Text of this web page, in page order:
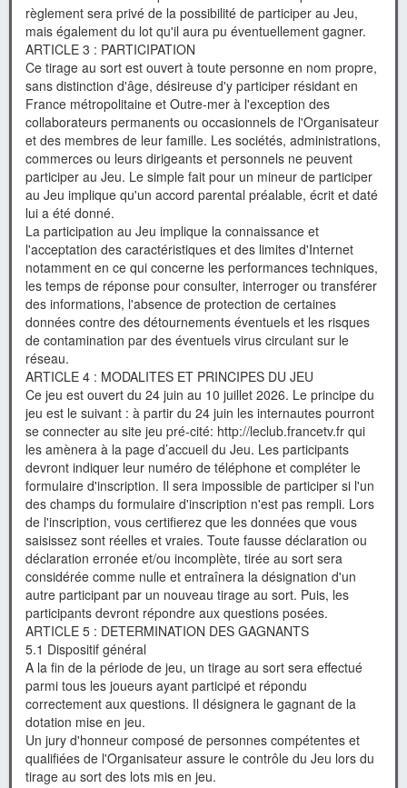
règlement sera privé de la possibilité de participer au Jeu,
mais également du lot qu'il aura pu éventuellement gagner.
ARTICLE 3 : PARTICIPATION
Ce tirage au sort est ouvert à toute personne en nom propre,
sans distinction d'âge, désireuse d'y participer résidant en
France métropolitaine et Outre-mer à l'exception des
collaborateurs permanents ou occasionnels de l'Organisateur
et des membres de leur famille. Les sociétés, administrations,
commerces ou leurs dirigeants et personnels ne peuvent
participer au Jeu. Le simple fait pour un mineur de participer
au Jeu implique qu'un accord parental préalable, écrit et daté
lui a été donné.
La participation au Jeu implique la connaissance et
l'acceptation des caractéristiques et des limites d'Internet
notamment en ce qui concerne les performances techniques,
les temps de réponse pour consulter, interroger ou transférer
des informations, l'absence de protection de certaines
données contre des détournements éventuels et les risques
de contamination par des éventuels virus circulant sur le
réseau.
ARTICLE 4 : MODALITES ET PRINCIPES DU JEU
Ce jeu est ouvert du 24 juin au 10 juillet 2026. Le principe du
jeu est le suivant : à partir du 24 juin les internautes pourront
se connecter au site jeu pré-cité: http://leclub.francetv.fr qui
les amènera à la page d’accueil du Jeu. Les participants
devront indiquer leur numéro de téléphone et compléter le
formulaire d'inscription. Il sera impossible de participer si l'un
des champs du formulaire d'inscription n'est pas rempli. Lors
de l'inscription, vous certifierez que les données que vous
saisissez sont réelles et vraies. Toute fausse déclaration ou
déclaration erronée et/ou incomplète, tirée au sort sera
considérée comme nulle et entraînera la désignation d'un
autre participant par un nouveau tirage au sort. Puis, les
participants devront répondre aux questions posées.
ARTICLE 5 : DETERMINATION DES GAGNANTS
5.1 Dispositif général
A la fin de la période de jeu, un tirage au sort sera effectué
parmi tous les joueurs ayant participé et répondu
correctement aux questions. Il désignera le gagnant de la
dotation mise en jeu.
Un jury d'honneur composé de personnes compétentes et
qualifiées de l'Organisateur assure le contrôle du Jeu lors du
tirage au sort des lots mis en jeu.